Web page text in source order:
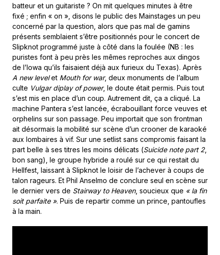
batteur et un guitariste ? On mit quelques minutes à être
fixé ; enfin « on », disons le public des Mainstages un peu
concerné par la question, alors que pas mal de gamins
présents semblaient s’être positionnés pour le concert de
Slipknot programmé juste à côté dans la foulée (NB : les
puristes font à peu près les mêmes reproches aux dingos
de l’Iowa qu’ils faisaient déjà aux furieux du Texas). Après
A new levelet Mouth for war, deux monuments de l’album
culte Vulgar diplay of power, le doute était permis. Puis tout
s’est mis en place d’un coup. Autrement dit, ça a cliqué. La
machine Pantera s’est lancée, écrabouillant force veuves et
orphelins sur son passage. Peu importait que son frontman
ait désormais la mobilité sur scène d’un crooner de karaoké
aux lombaires à vif. Sur une setlist sans compromis faisant la
part belle à ses titres les moins délicats (Suicide note part 2,
bon sang), le groupe hybride a roulé sur ce qui restait du
Hellfest, laissant à Slipknot le loisir de l’achever à coups de
talon rageurs. Et Phil Anselmo de conclure seul en scène sur
le dernier vers de Stairway to Heaven, soucieux que « la fin
soit parfaite ». Puis de repartir comme un prince, pantoufles
à la main.